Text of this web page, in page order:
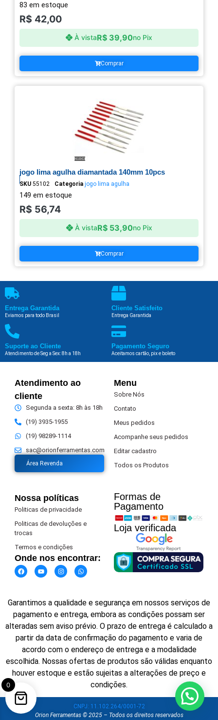
83 em estoque
R$ 42,00
À vistaR$ 39,90no Pix
Comprar
jogo lima agulha diamantada 140mm 10pcs
SKU 55102 Categoria jogo lima agulha
149 em estoque
R$ 56,74
À vistaR$53,90no Pix
Comprar
Entrega Garantida
Eviamos para todo Brasil
Cliente Satisfeito
Entrega Garantida
Suporte ao Cliente
Atendimento de Seg a Sex: 8h a 18h
Pagamento Seguro
Aceitamos cartão, pix e boleto
Atendimento ao
cliente
Segunda a sexta: 8h às 18h
(19) 3935-1955
(19) 98289-1114
sac@orionferramentas.com
Área Revenda
Menu
Sobre Nós
Contato
Meus pedidos
Acompanhe seus pedidos
Editar cadastro
Todos os Produtos
Nossa políticas
Politicas de privacidade
Politicas de devoluções e
trocas
Termos e condições
Onde nos encontrar:
Formas de
Pagamento​
Loja verificada
Garantimos a qualidade e segurança em nossos serviços de
pagamento e entrega, embora as condições possam ser
alteradas sem aviso prévio. O prazo de entrega é calculado a
partir da data de confirmação do pagamento e varia de
acordo com o endereço de entrega e a modalidade
escolhida. Nossas ofertas de produtos são válidas enquanto
houver estoque e estão sujeitas a alterações de preço e
condições.
CNPJ: 11.102.264/0001-72
Orion Ferramentas © 2025 – Todos os direitos reservados
0